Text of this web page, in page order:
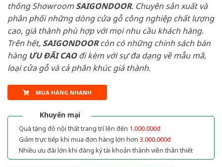
thống ShowroomSAIGONDOOR. Chuyên sản xuất và
phân phối những dòng cửa gỗ công nghiệp chất lượng
cao, giá thành phù hợp với mọi nhu cầu khách hàng.
Trên hết, SAIGONDOORcòn có những chính sách bán
hàng ƯU ĐÃI CAOđi kèm với sự đa dạng về mẫu mã,
loại cửa gỗ và cả phân khúc giá thành.
MUA HÀNG NHANH
Khuyến mại
Quà tặng đồ nội thất trang trí lên đến 1.000.000đ
Giảm trực tiếp khi mua đơn hàng lớn hơn 3.000.000đ
Nhiều ưu đãi lớn khi đăng ký tài khoản thành viên thân thiết